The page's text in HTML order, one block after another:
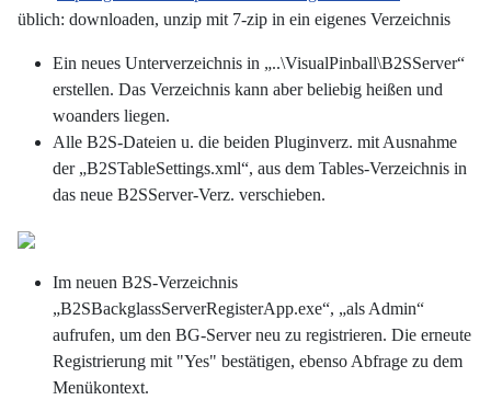
üblich: downloaden, unzip mit 7-zip in ein eigenes Verzeichnis
Ein neues Unterverzeichnis in „..\VisualPinball\B2SServer“
erstellen. Das Verzeichnis kann aber beliebig heißen und
woanders liegen.
Alle B2S-Dateien u. die beiden Pluginverz. mit Ausnahme
der „B2STableSettings.xml“, aus dem Tables-Verzeichnis in
das neue B2SServer-Verz. verschieben.
Im neuen B2S-Verzeichnis
„B2SBackglassServerRegisterApp.exe“, „als Admin“
aufrufen, um den BG-Server neu zu registrieren. Die erneute
Registrierung mit "Yes" bestätigen, ebenso Abfrage zu dem
Menükontext.